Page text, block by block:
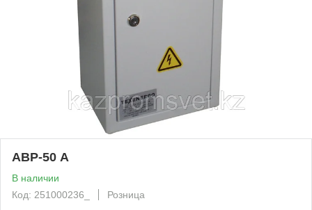
АВР-50 А
В наличии
Код: 251000236_
Розница